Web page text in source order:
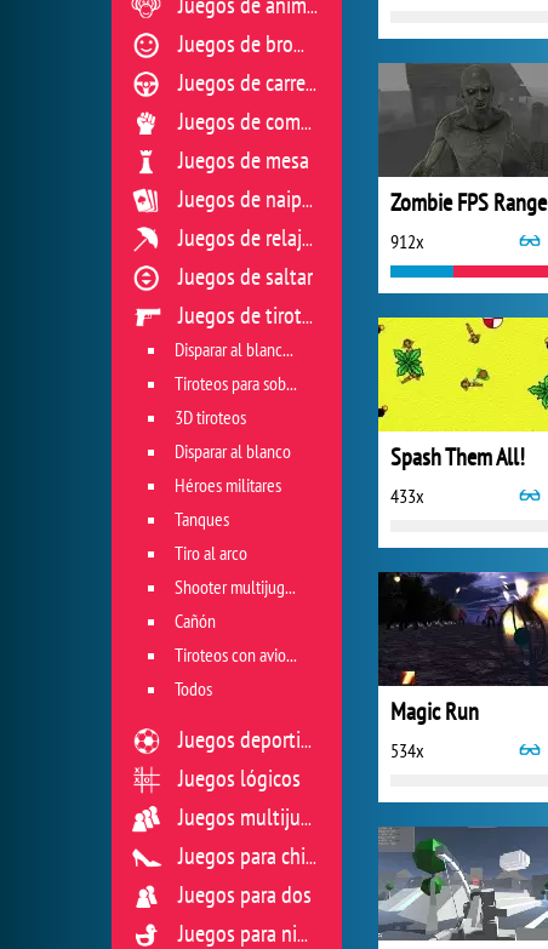
Zombie FPS Range
912x
Spash Them All!
433x
Magic Run
534x
Juegos de animales
Juegos de broma
Juegos de carreras
Juegos de combate
Juegos de mesa
Juegos de naipes
Juegos de relajación
Juegos de saltar
Juegos de tiroteo
Disparar al blanco vivo
Tiroteos para sobrevivir
3D tiroteos
Disparar al blanco
Héroes militares
Tanques
Tiro al arco
Shooter multijugador
Cañón
Tiroteos con aviones
Todos
Juegos deportivos
Juegos lógicos
Juegos multijugador
Juegos para chicas
Juegos para dos
Juegos para niños